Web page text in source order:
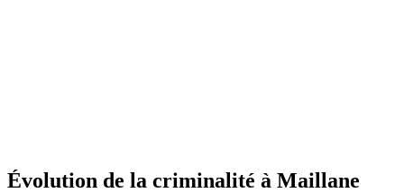
Évolution de la criminalité à Maillane